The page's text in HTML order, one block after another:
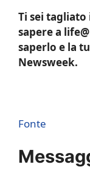
Ti sei tagliato
sapere a
saperlo e la
Newsweek.
Fonte